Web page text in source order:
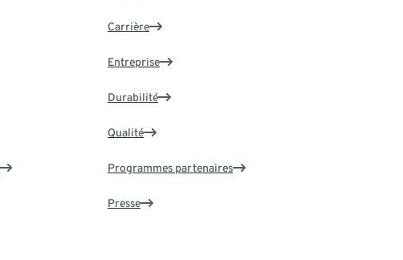
Carrière
Entreprise
Durabilité
Qualité
Programmes partenaires
Presse